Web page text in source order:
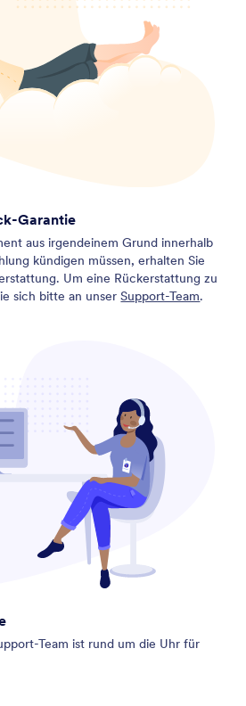
Garantie
aus irgendeinem Grund innerhalb
kündigen müssen, erhalten Sie
Um eine Rückerstattung zu
sich bitte an unserSupport-Team.
Team ist rund um die Uhr für